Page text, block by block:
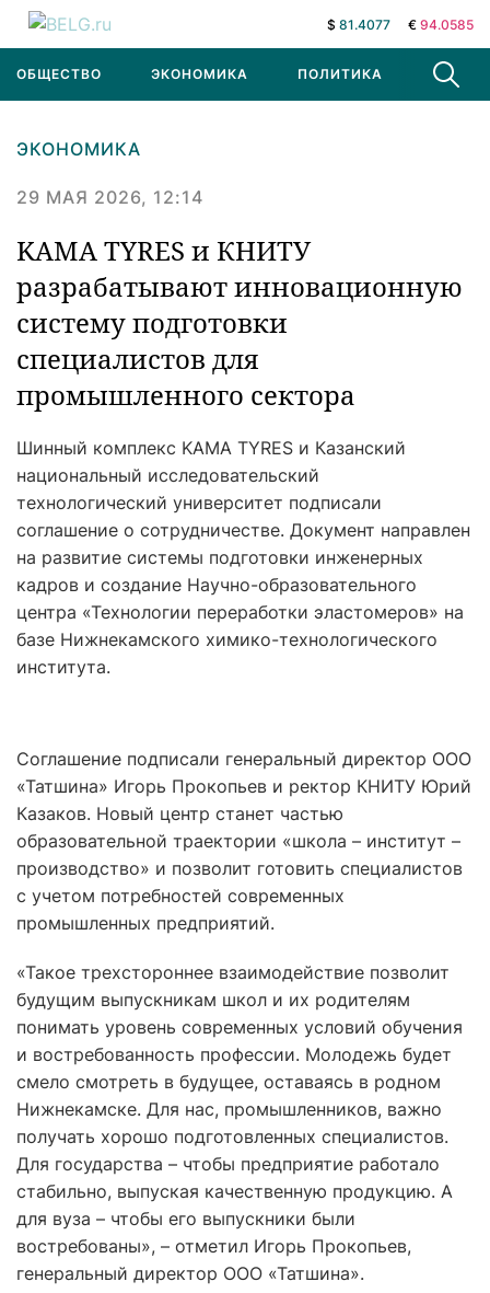
$ 81.4077 € 94.0585
ОБЩЕСТВО ЭКОНОМИКА ПОЛИТИКА В МИРЕ
ЭКОНОМИКА
29 МАЯ 2026, 12:14
KAMA TYRES и КНИТУ
разрабатывают инновационную
систему подготовки
специалистов для
промышленного сектора
Шинный комплекс KAMA TYRES и Казанский
национальный исследовательский
технологический университет подписали
соглашение о сотрудничестве. Документ направлен
на развитие системы подготовки инженерных
кадров и создание Научно-образовательного
центра «Технологии переработки эластомеров» на
базе Нижнекамского химико-технологического
института.
Соглашение подписали генеральный директор ООО
«Татшина» Игорь Прокопьев и ректор КНИТУ Юрий
Казаков. Новый центр станет частью
образовательной траектории «школа – институт –
производство» и позволит готовить специалистов
с учетом потребностей современных
промышленных предприятий.
«Такое трехстороннее взаимодействие позволит
будущим выпускникам школ и их родителям
понимать уровень современных условий обучения
и востребованность профессии. Молодежь будет
смело смотреть в будущее, оставаясь в родном
Нижнекамске. Для нас, промышленников, важно
получать хорошо подготовленных специалистов.
Для государства – чтобы предприятие работало
стабильно, выпуская качественную продукцию. А
для вуза – чтобы его выпускники были
востребованы», – отметил Игорь Прокопьев,
генеральный директор ООО «Татшина».